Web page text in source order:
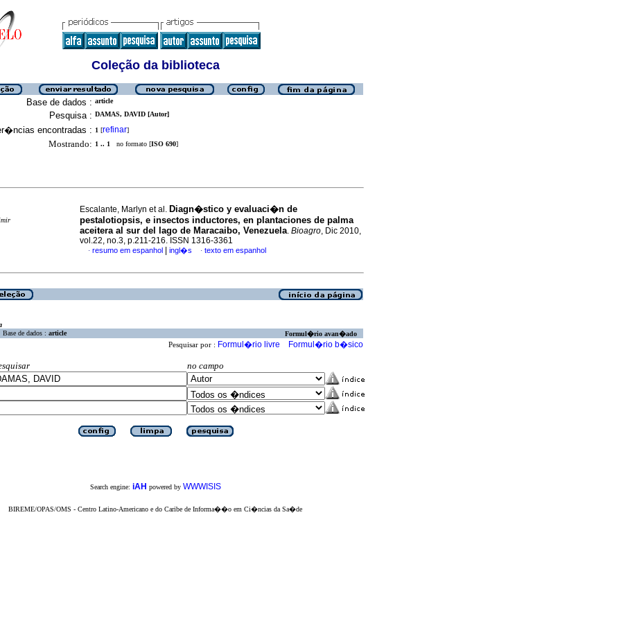
Coleção da biblioteca
Base de dados : article
Pesquisa : DAMAS, DAVID [Autor]
encontradas : 1 [refinar]
Mostrando: 1 .. 1 no formato [ISO 690]
Escalante, Marlyn et al. Diagn�stico y evaluaci�n de
pestalotiopsis, e insectos inductores, en plantaciones de palma
aceitera al sur del lago de Maracaibo, Venezuela. Bioagro, Dic 2010,
vol.22, no.3, p.211-216. ISSN 1316-3361
· resumo em espanhol ingl�s · texto em espanhol
Base de dados : article Formul�rio avan�ado
Pesquisar por : Formul�rio livre Formul�rio b�sico
no campo
Search engine: iAH powered by WWWISIS
BIREME/OPAS/OMS - Centro Latino-Americano e do Caribe de Informa��o em Ci�ncias da Sa�de